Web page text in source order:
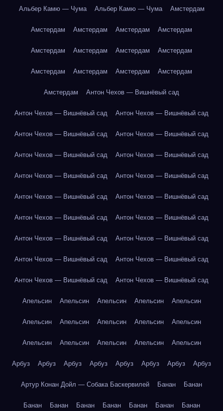
Альбер Камю — Чума Альбер Камю — Чума Амстердам
Амстердам Амстердам Амстердам Амстердам
Амстердам Амстердам Амстердам Амстердам
Амстердам Амстердам Амстердам Амстердам
Амстердам Антон Чехов — Вишнёвый сад
Антон Чехов — Вишнёвый сад Антон Чехов — Вишнёвый сад
Антон Чехов — Вишнёвый сад Антон Чехов — Вишнёвый сад
Антон Чехов — Вишнёвый сад Антон Чехов — Вишнёвый сад
Антон Чехов — Вишнёвый сад Антон Чехов — Вишнёвый сад
Антон Чехов — Вишнёвый сад Антон Чехов — Вишнёвый сад
Антон Чехов — Вишнёвый сад Антон Чехов — Вишнёвый сад
Антон Чехов — Вишнёвый сад Антон Чехов — Вишнёвый сад
Антон Чехов — Вишнёвый сад Антон Чехов — Вишнёвый сад
Антон Чехов — Вишнёвый сад Антон Чехов — Вишнёвый сад
Апельсин Апельсин Апельсин Апельсин Апельсин
Апельсин Апельсин Апельсин Апельсин Апельсин
Апельсин Апельсин Апельсин Апельсин Апельсин
Арбуз Арбуз Арбуз Арбуз Арбуз Арбуз Арбуз Арбуз
Артур Конан Дойл — Собака Баскервилей Банан Банан
Банан Банан Банан Банан Банан Банан Банан